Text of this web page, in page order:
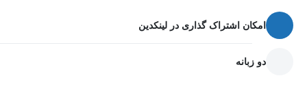
امکان اشتراک گذاری در لینکدین
دو زبانه